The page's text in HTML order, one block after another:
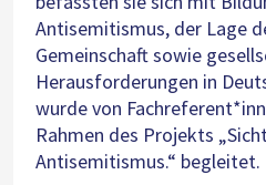
Antisemitismus, der Lage
Gemeinschaft sowie
Herausforderungen in
wurde von
Rahmen des Projekts
Antisemitismus.“ begleitet.